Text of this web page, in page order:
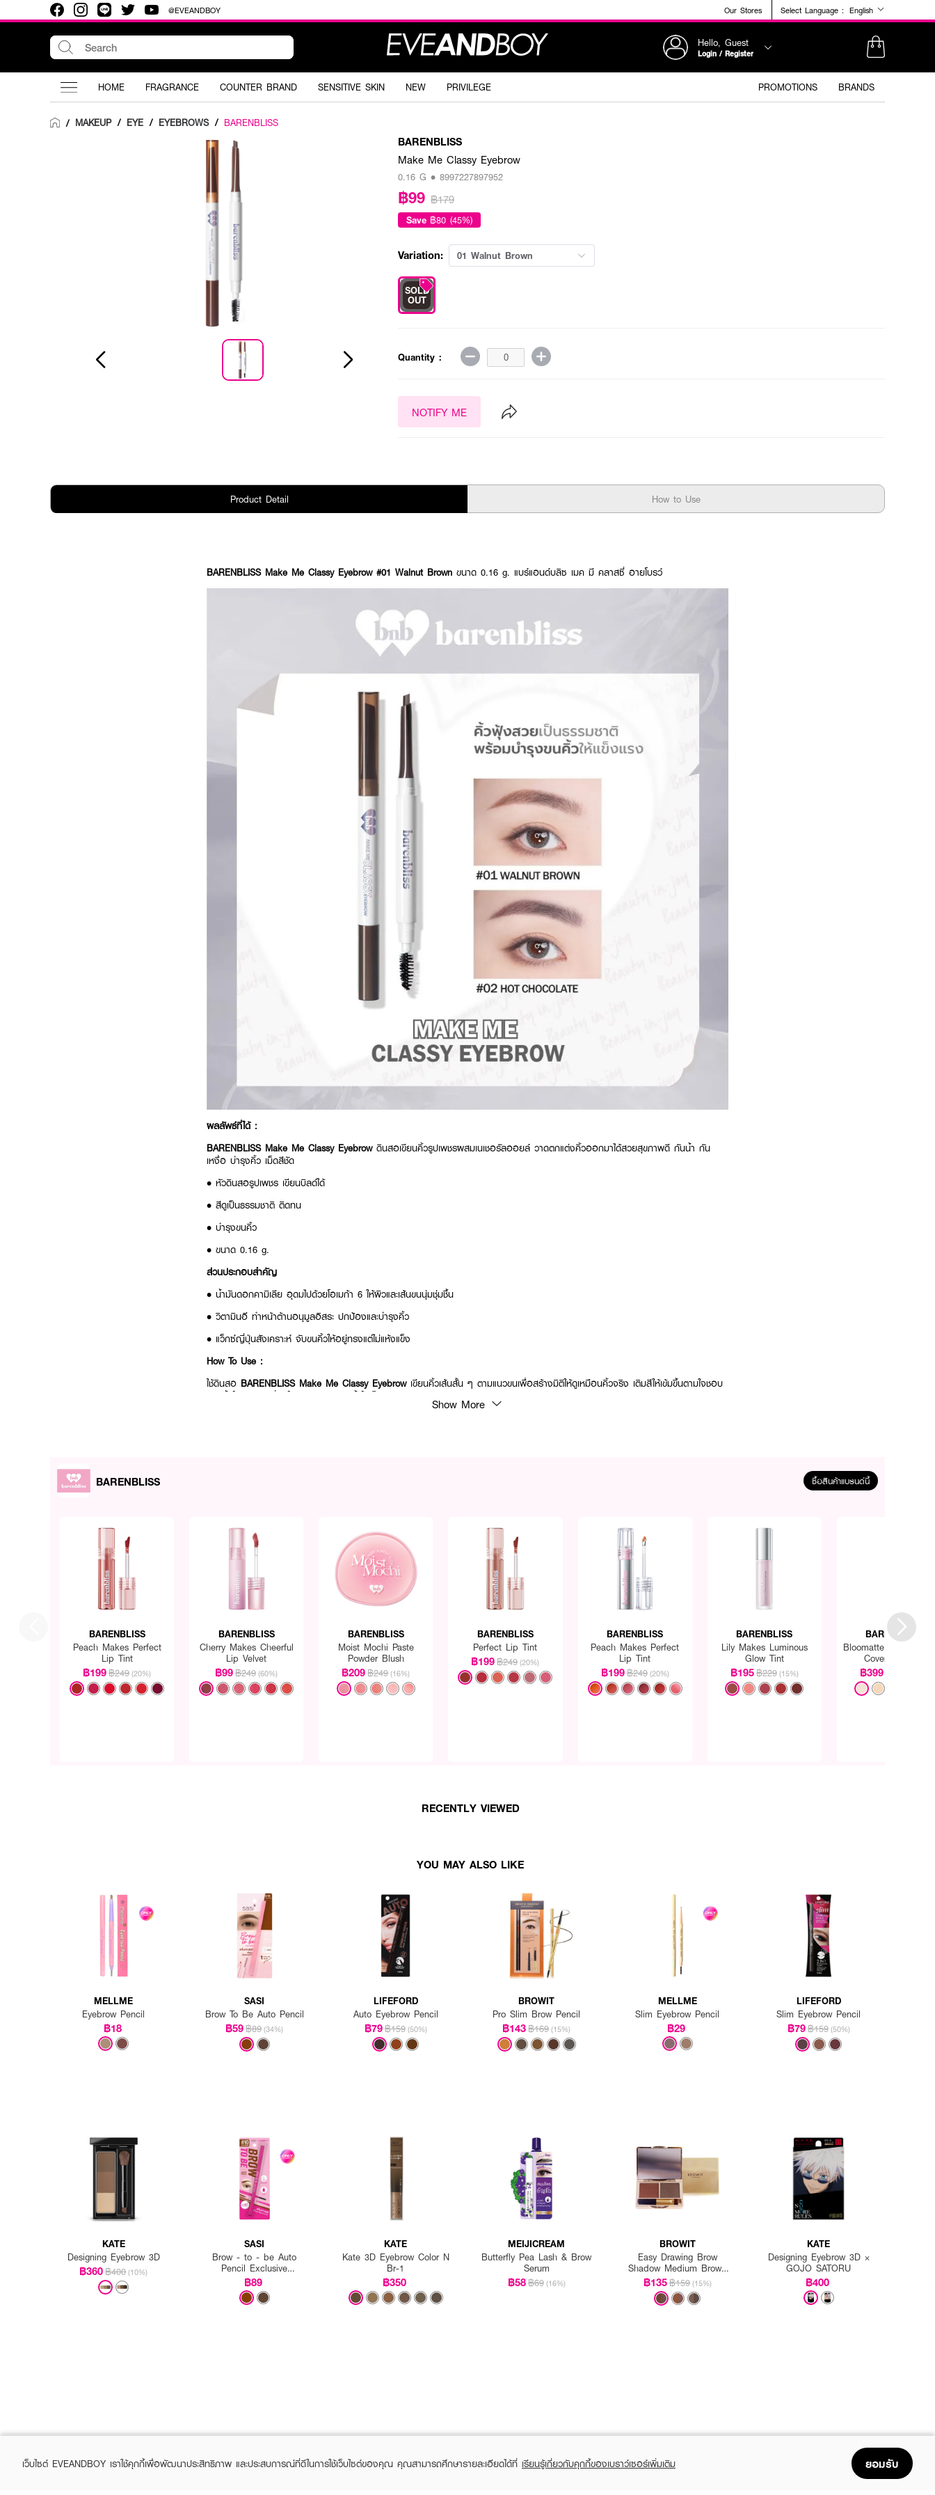
@EVEANDBOY Our Stores Select Language : English
Hello, Guest
Login / Register
HOME FRAGRANCE COUNTER BRAND SENSITIVE SKIN NEW PRIVILEGE PROMOTIONS BRANDS
/ MAKEUP / EYE / EYEBROWS / BARENBLISS
BARENBLISS
Make Me Classy Eyebrow
0.16 G • 8997227897952
฿99 ฿179
Save ฿80 (45%)
Variation: 01 Walnut Brown
SOLD
OUT
Quantity :
NOTIFY ME
Product Detail How to Use
BARENBLISS Make Me Classy Eyebrow #01 Walnut Brown ขนาด 0.16 g. แบร์แอนด์บลิซ เมค มี คลาสซี่ อายโบรว์
ผลลัพธ์ที่ได้ :
BARENBLISS Make Me Classy Eyebrow ดินสอเขียนคิ้วรูปเพชรผสมเนเชอรัลออยล์ วาดตกแต่งคิ้วออกมาได้สวยสุขภาพดี กันน้ํา กัน
เหงื่อ บํารุงคิ้ว เม็ดสีชัด
• หัวดินสอรูปเพชร เขียนบิลด์ได้
• สีดูเป็นธรรมชาติ ติดทน
• บำรุงขนคิ้ว
• ขนาด 0.16 g.
ส่วนประกอบสำคัญ
• น้ำมันดอกคามิเลีย อุดมไปด้วยโอเมก้า 6 ให้ผิวและเส้นขนนุ่มชุ่มชื้น
• วิตามินอี ทำหน้าต้านอนุมูลอิสระ ปกป้องและบำรุงคิ้ว
• แว็กซ์ญี่ปุ่นสังเคราะห์ จับขนคิ้วให้อยู่ทรงแต่ไม่แห้งแข็ง
How To Use :
ใช้ดินสอ BARENBLISS Make Me Classy Eyebrow เขียนคิ้วเส้นสั้น ๆ ตามแนวขนเพื่อสร้างมิติให้ดูเหมือนคิ้วจริง เติมสีให้เข้มขึ้นตามใจชอบ
Show More
BARENBLISS ซื้อสินค้าแบรนด์นี้
BARENBLISS
Peach Makes Perfect
Lip Tint
฿199฿249 (20%)
BARENBLISS
Cherry Makes Cheerful
Lip Velvet
฿99฿249 (60%)
BARENBLISS
Moist Mochi Paste
Powder Blush
฿209฿249 (16%)
BARENBLISS
Perfect Lip Tint
฿199฿249 (20%)
BARENBLISS
Peach Makes Perfect
Lip Tint
฿199฿249 (20%)
BARENBLISS
Lily Makes Luminous
Glow Tint
฿195฿229 (15%)
BARENBLISS
Bloomatte Perfect
Cover Cushion
฿399
RECENTLY VIEWED
YOU MAY ALSO LIKE
MELLME
Eyebrow Pencil
฿18
SASI
Brow To Be Auto Pencil
฿59฿89 (34%)
LIFEFORD
Auto Eyebrow Pencil
฿79฿159 (50%)
BROWIT
Pro Slim Brow Pencil
฿143฿169 (15%)
MELLME
Slim Eyebrow Pencil
฿29
LIFEFORD
Slim Eyebrow Pencil
฿79฿159 (50%)
KATE
Designing Eyebrow 3D
฿360฿400 (10%)
SASI
Brow - to - be Auto
Pencil Exclusive
EVEANDBOY
฿89
KATE
Kate 3D Eyebrow Color N
Br-1
฿350
MEIJICREAM
Butterfly Pea Lash & Brow
Serum
฿58฿69 (16%)
BROWIT
Easy Drawing Brow
Shadow Medium Brown
(Y2019)
฿135฿159 (15%)
KATE
Designing Eyebrow 3D ×
GOJO SATORU
฿400
เว็บไซต์ EVEANDBOY เราใช้คุกกี้เพื่อพัฒนาประสิทธิภาพ และประสบการณ์ที่ดีในการใช้เว็บไซต์ของคุณ คุณสามารถศึกษารายละเอียดได้ที่ เรียนรู้เกี่ยวกับคุกกี้ของเบราว์เซอร์เพิ่มเติม ยอมรับ